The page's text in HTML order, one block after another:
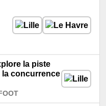
la piste
la concurrence